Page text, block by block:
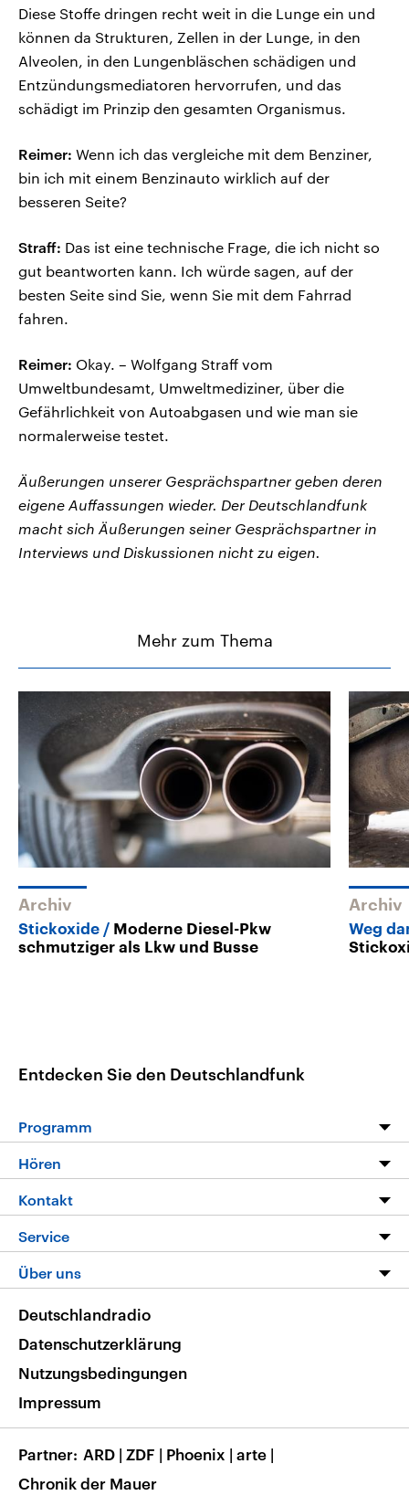
Diese Stoffe dringen recht weit in die Lunge ein und
können da Strukturen, Zellen in der Lunge, in den
Alveolen, in den Lungenbläschen schädigen und
Entzündungsmediatoren hervorrufen, und das
schädigt im Prinzip den gesamten Organismus.
Reimer: Wenn ich das vergleiche mit dem Benziner,
bin ich mit einem Benzinauto wirklich auf der
besseren Seite?
Straff: Das ist eine technische Frage, die ich nicht so
gut beantworten kann. Ich würde sagen, auf der
besten Seite sind Sie, wenn Sie mit dem Fahrrad
fahren.
Reimer: Okay. – Wolfgang Straff vom
Umweltbundesamt, Umweltmediziner, über die
Gefährlichkeit von Autoabgasen und wie man sie
normalerweise testet.
Äußerungen unserer Gesprächspartner geben deren
eigene Auffassungen wieder. Der Deutschlandfunk
macht sich Äußerungen seiner Gesprächspartner in
Interviews und Diskussionen nicht zu eigen.
Mehr zum Thema
Archiv
Stickoxide
Moderne Diesel-Pkw
schmutziger als Lkw und Busse
Archiv
Weg
Entdecken Sie den Deutschlandfunk
Programm
Programm
Die Nachrichten
Nachrichtenleicht
Neue Beiträge auf dlf.de
Hören
Livestream
Podcasts
Deutschlandfunk App
Nachrichten App
Frequenzen
Kontakt
Hörerservice
Service
FAQ
Veranstaltungen
Musikliste
RSS
Über uns
Barrierefreiheit
Deutschlandradio
Datenschutzerklärung
Nutzungsbedingungen
Impressum
Partner ARD | ZDF | Phoenix | arte |
Chronik der Mauer